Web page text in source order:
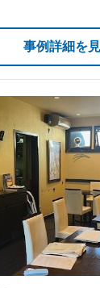
事例詳細を